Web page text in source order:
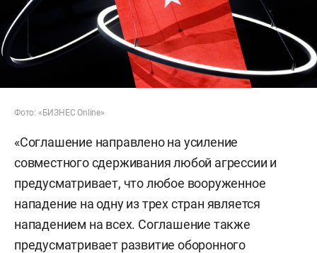
Фото: «БИЗНЕС Online»
«Соглашение направлено на усиление
совместного сдерживания любой агрессии и
предусматривает, что любое вооруженное
нападение на одну из трех стран является
нападением на всех. Соглашение также
предусматривает развитие оборонного